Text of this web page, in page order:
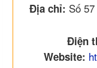
Địa chỉ: Số
Điện
Website: